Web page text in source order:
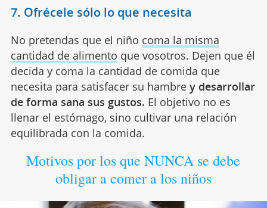
7. Ofrécele sólo lo que necesita
No pretendas que el niño coma la misma
cantidad de alimento que vosotros. Dejen que él
decida y coma la cantidad de comida que
necesita para satisfacer su hambre y desarrollar
de forma sana sus gustos. El objetivo no es
llenar el estómago, sino cultivar una relación
equilibrada con la comida.
Motivos por los que NUNCA se debe
obligar a comer a los niños